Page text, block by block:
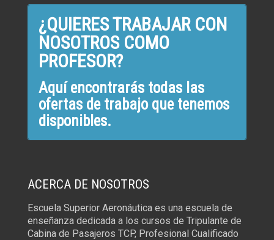
¿QUIERES TRABAJAR CON
NOSOTROS COMO
PROFESOR?
Aquí encontrarás todas las
ofertas de trabajo que tenemos
disponibles.
ACERCA DE NOSOTROS
Escuela Superior Aeronáutica es una escuela de
enseñanza dedicada a los cursos de Tripulante de
Cabina de Pasajeros TCP, Profesional Cualificado